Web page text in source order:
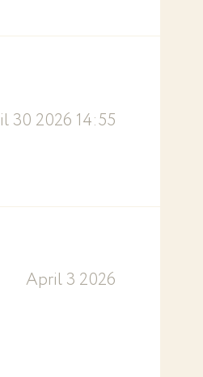
30 2026 14:55
April 3 2026